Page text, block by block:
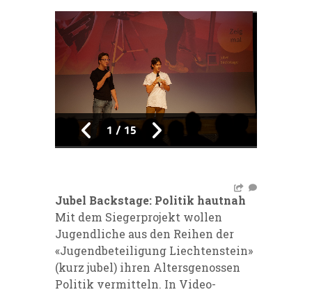
1 / 15
Jubel Backstage: Politik hautnah
Mit dem Siegerprojekt wollen
Jugendliche aus den Reihen der
«Jugendbeteiligung Liechtenstein»
(kurz jubel) ihren Altersgenossen
Politik vermitteln. In Video-